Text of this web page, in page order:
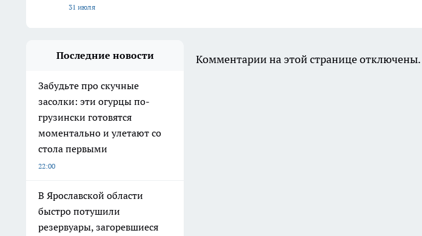
31 июля
Последние новости
Забудьте про скучные
засолки: эти огурцы по-
грузински готовятся
моментально и улетают со
стола первыми
22:00
В Ярославской области
быстро потушили
резервуары, загоревшиеся
Комментарии на этой странице отключены.